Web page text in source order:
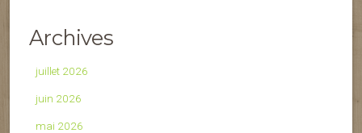
Archives
juillet 2026
juin 2026
mai 2026